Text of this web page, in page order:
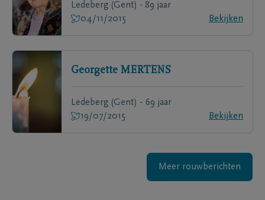
Ledeberg (Gent) - 89 jaar
04/11/2015
Bekijken
Georgette MERTENS
Ledeberg (Gent) - 69 jaar
19/07/2015
Bekijken
Meer rouwberichten